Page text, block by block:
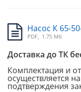
Насос К 65-
PDF, 1.75 Мб
Доставка до ТК
Комплектация и
осуществляется
подтверждения